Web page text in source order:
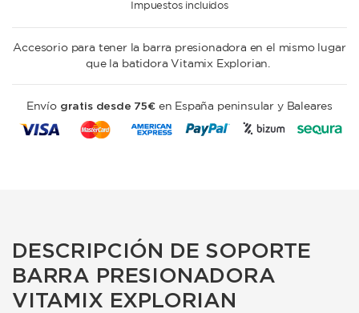
Impuestos incluidos
Accesorio para tener la barra presionadora en el mismo lugar
que la batidora Vitamix Explorian.
Envío gratis desde 75€en España peninsular y Baleares
DESCRIPCIÓN DE SOPORTE
BARRA PRESIONADORA
VITAMIX EXPLORIAN